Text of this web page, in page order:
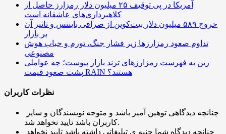
آمریکا در پی توقیف ۲۵ میلیون دلار رمزارز حاصل از
کلاهبرداری‌های عاشقانه است
خروج ۵۸۹ میلیون دلار بیت‌کوین از صرافی بایننس و تاثیر آن
بر بازار
تداوم صعود رمزارزها زیر فشار جنگ، تورم و حباب هوش
مصنوعی
رین به فهرست رمزارزهای ترند بازار پیوست؛ چه عواملی
پشت صعود قیمت RAIN هستند؟
نظرات کاربران
کاربران باشد تایید نخواهد شد.